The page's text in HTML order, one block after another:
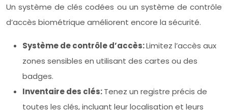
Un système de clés codées ou un système de contrôle
d’accès biométrique améliorent encore la sécurité.
Système de contrôle d’accès:Limitez l’accès aux
zones sensibles en utilisant des cartes ou des
badges.
Inventaire des clés:Tenez un registre précis de
toutes les clés, incluant leur localisation et leurs